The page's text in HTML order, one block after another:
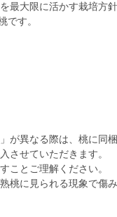
最大限に活かす栽培方
です。
が異なる際は、桃に同
させていただきます。
ことご理解ください。
桃に見られる現象で傷